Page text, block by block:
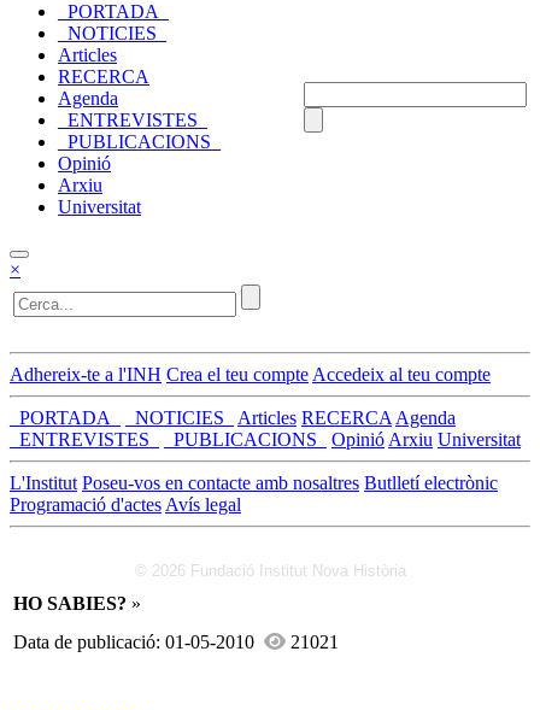
_PORTADA_
_NOTICIES_
Articles
RECERCA
Agenda
_ENTREVISTES_
_PUBLICACIONS_
Opinió
Arxiu
Universitat
×
Adhereix-te a l'INH Crea el teu compte Accedeix al teu compte
_PORTADA_ _NOTICIES_ Articles RECERCA Agenda
_ENTREVISTES_
_PUBLICACIONS_ Opinió Arxiu Universitat
L'Institut Poseu-vos en contacte amb nosaltres Butlletí electrònic
Programació d'actes Avís legal
© 2026 Fundació Institut Nova Història
HO SABIES? »
Data de publicació: 01-05-2010
21021